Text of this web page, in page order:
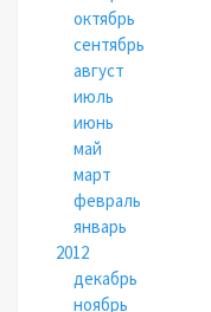
октябрь
сентябрь
август
июль
июнь
май
март
февраль
январь
2012
декабрь
ноябрь